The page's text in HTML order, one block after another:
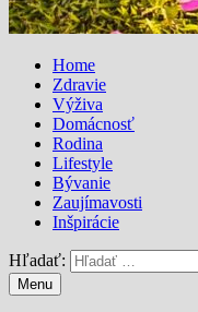
Home
Zdravie
Výživa
Domácnosť
Rodina
Lifestyle
Bývanie
Zaujímavosti
Inšpirácie
Hľadať:
Menu